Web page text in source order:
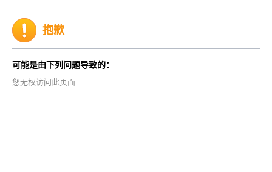
抱歉
可能是由下列问题导致的：
您无权访问此页面